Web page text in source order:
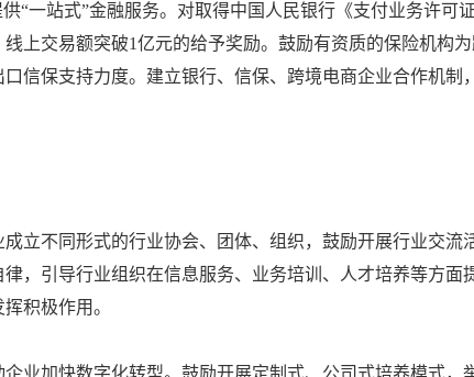
“一站式”金融服务。对取得中国人民银行《支付业务许可
上交易额突破1亿元的给予奖励。鼓励有资质的保险机构
信保支持力度。建立银行、信保、跨境电商企业合作机制
立不同形式的行业协会、团体、组织，鼓励开展行业交流
，引导行业组织在信息服务、业务培训、人才培养等方面
积极作用。
业加快数字化转型。鼓励开展定制式、公司式培养模式，